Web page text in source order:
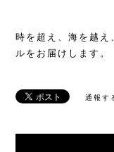
時を超え、海を越え
ルをお届けします。
通報す